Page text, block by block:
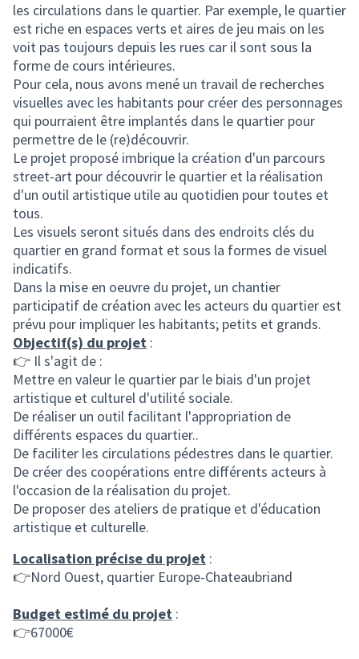
les circulations dans le quartier. Par exemple, le quartier
est riche en espaces verts et aires de jeu mais on les
voit pas toujours depuis les rues car il sont sous la
forme de cours intérieures.
Pour cela, nous avons mené un travail de recherches
visuelles avec les habitants pour créer des personnages
qui pourraient être implantés dans le quartier pour
permettre de le (re)découvrir.
Le projet proposé imbrique la création d'un parcours
street-art pour découvrir le quartier et la réalisation
d'un outil artistique utile au quotidien pour toutes et
tous.
Les visuels seront situés dans des endroits clés du
quartier en grand format et sous la formes de visuel
indicatifs.
Dans la mise en oeuvre du projet, un chantier
participatif de création avec les acteurs du quartier est
prévu pour impliquer les habitants; petits et grands.
Objectif(s) du projet :
👉 Il s'agit de :
Mettre en valeur le quartier par le biais d'un projet
artistique et culturel d'utilité sociale.
De réaliser un outil facilitant l'appropriation de
différents espaces du quartier..
De faciliter les circulations pédestres dans le quartier.
De créer des coopérations entre différents acteurs à
l'occasion de la réalisation du projet.
De proposer des ateliers de pratique et d'éducation
artistique et culturelle.
Localisation précise du projet :
👉Nord Ouest, quartier Europe-Chateaubriand
Budget estimé du projet :
👉67000€